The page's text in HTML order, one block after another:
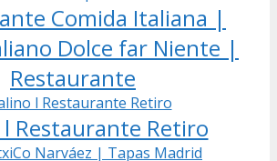
Comida Italiana |
Dolce far Niente |
Restaurante
l Restaurante Retiro